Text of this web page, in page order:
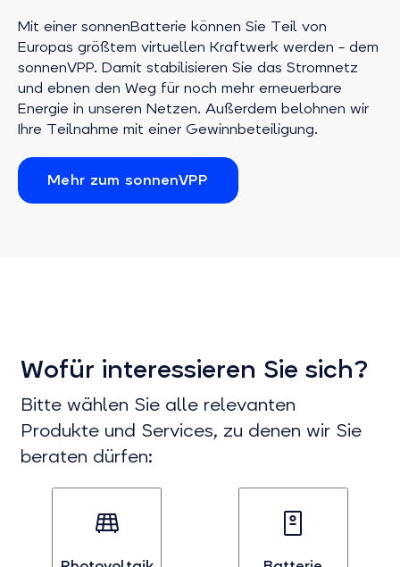
Mit einer sonnenBatterie können Sie Teil von
Europas größtem virtuellen Kraftwerk werden – dem
sonnenVPP. Damit stabilisieren Sie das Stromnetz
und ebnen den Weg für noch mehr erneuerbare
Energie in unseren Netzen. Außerdem belohnen wir
Ihre Teilnahme mit einer Gewinnbeteiligung.
Mehr zum sonnenVPP
Wofür interessieren Sie sich?
Bitte wählen Sie alle relevanten
Produkte und Services, zu denen wir Sie
beraten dürfen: